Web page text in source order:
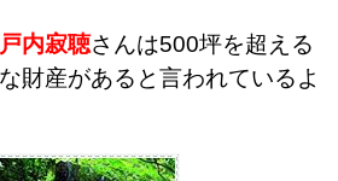
内寂聴さんは500坪を超える
財産があると言われているよ